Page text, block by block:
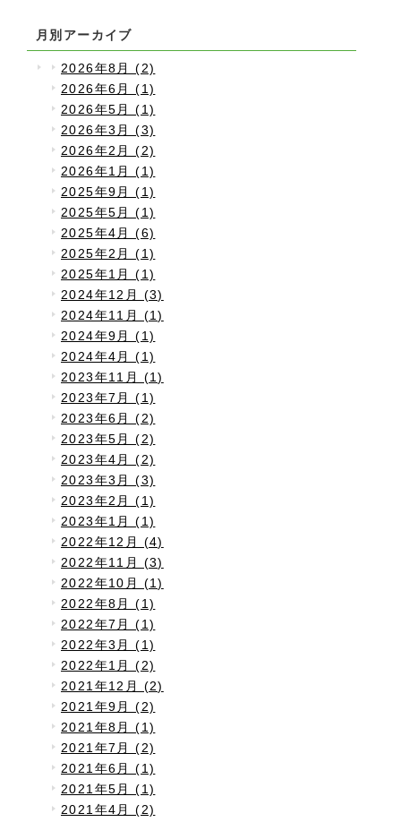
月別アーカイブ
2026年8月 (2)
2026年6月 (1)
2026年5月 (1)
2026年3月 (3)
2026年2月 (2)
2026年1月 (1)
2025年9月 (1)
2025年5月 (1)
2025年4月 (6)
2025年2月 (1)
2025年1月 (1)
2024年12月 (3)
2024年11月 (1)
2024年9月 (1)
2024年4月 (1)
2023年11月 (1)
2023年7月 (1)
2023年6月 (2)
2023年5月 (2)
2023年4月 (2)
2023年3月 (3)
2023年2月 (1)
2023年1月 (1)
2022年12月 (4)
2022年11月 (3)
2022年10月 (1)
2022年8月 (1)
2022年7月 (1)
2022年3月 (1)
2022年1月 (2)
2021年12月 (2)
2021年9月 (2)
2021年8月 (1)
2021年7月 (2)
2021年6月 (1)
2021年5月 (1)
2021年4月 (2)